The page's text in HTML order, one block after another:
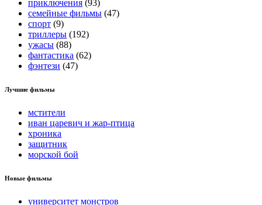
приключения (93)
семейные фильмы (47)
спорт (9)
триллеры (192)
ужасы (88)
фантастика (62)
фэнтези (47)
Лучшие фильмы
мстители
иван царевич и жар-птица
хроника
защитник
морской бой
Новые фильмы
университет монстров